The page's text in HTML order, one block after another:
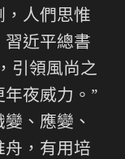
，人們思惟
習近平總書
引領風尚之
夜威力。”
、應變、
舟，有用培